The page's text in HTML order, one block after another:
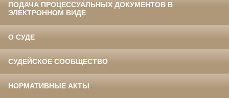
ПОДАЧА ПРОЦЕССУАЛЬНЫХ ДОКУМЕНТОВ В
ЭЛЕКТРОННОМ ВИДЕ
О СУДЕ
СУДЕЙСКОЕ СООБЩЕСТВО
НОРМАТИВНЫЕ АКТЫ